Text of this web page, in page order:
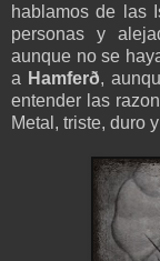
hablamos de las
personas y
aunque no se
a Hamferð,
entender las
Metal, triste, duro